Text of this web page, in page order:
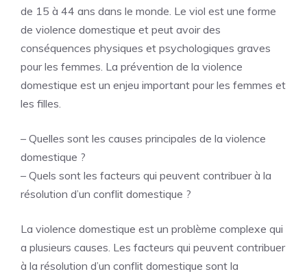
de 15 à 44 ans dans le monde. Le viol est une forme
de violence domestique et peut avoir des
conséquences physiques et psychologiques graves
pour les femmes. La prévention de la violence
domestique est un enjeu important pour les femmes et
les filles.
– Quelles sont les causes principales de la violence
domestique ?
– Quels sont les facteurs qui peuvent contribuer à la
résolution d’un conflit domestique ?
La violence domestique est un problème complexe qui
a plusieurs causes. Les facteurs qui peuvent contribuer
à la résolution d’un conflit domestique sont la